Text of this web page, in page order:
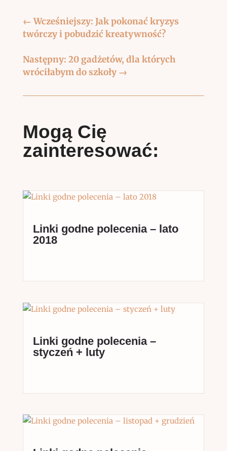
←Wcześniejszy: Jak pokonać kryzys
twórczy i pobudzić kreatywność?
Następny: 20 gadżetów, dla których
wróciłabym do szkoły→
Mogą Cię
zainteresować:
Linki godne polecenia – lato
2018
Linki godne polecenia –
styczeń + luty